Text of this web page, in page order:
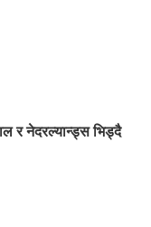
र नेदरल्यान्ड्स भिड्दै